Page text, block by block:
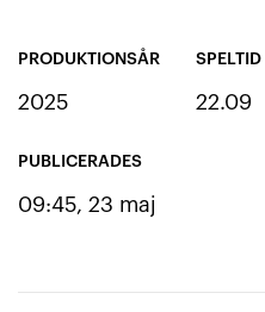
PRODUKTIONSÅR
2025
PUBLICERADES
09:45, 23 maj
SPELTID
22.09